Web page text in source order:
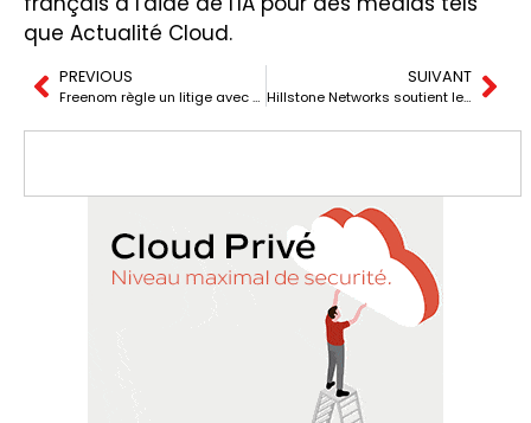
que Actualité Cloud.
PREVIOUS
Freenom règle un litige avec Meta pour 500 millions de dollars et abandonne le commerce des domaines.
SUIVANT
Hillstone Networks soutient les opérateurs de télécommunications et les fournisseurs de services Internet pour relever les nouveaux défis de la cybersécurité.